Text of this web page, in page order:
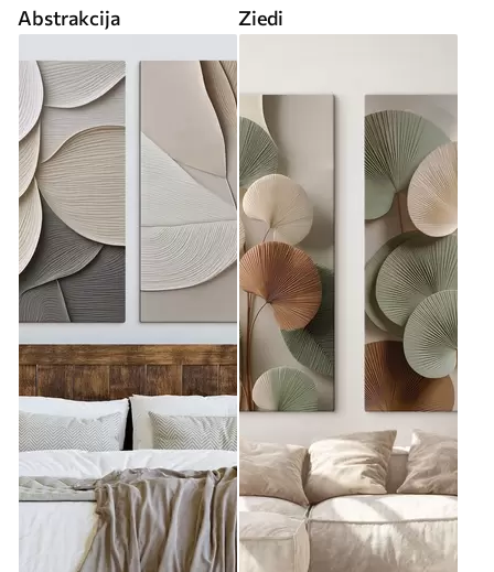
Abstrakcija Ziedi